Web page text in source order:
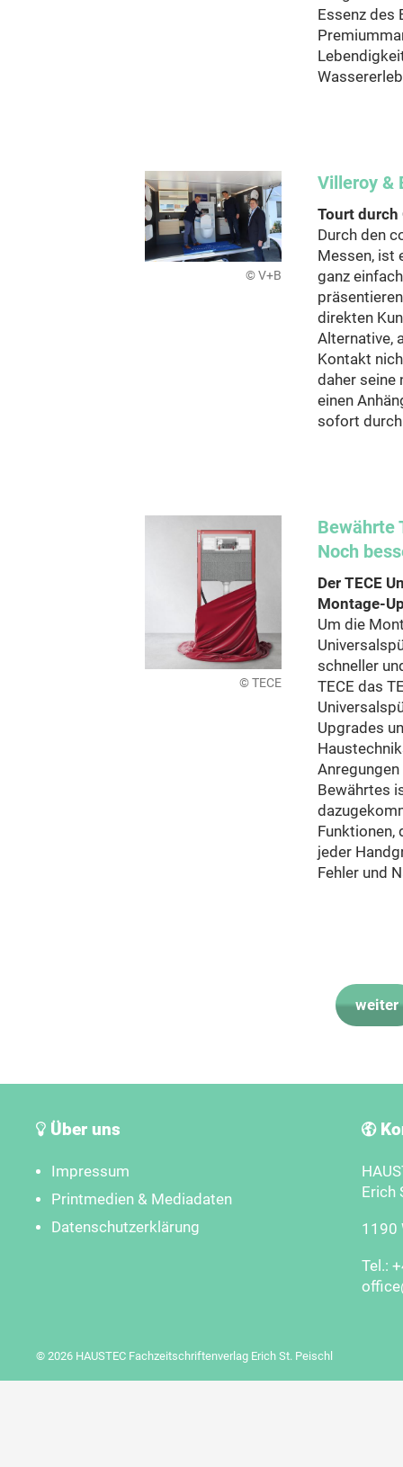
Essenz des
© V+B
Villeroy &
Tourt durch
Durch den
Messen, ist
ganz
direkten
Alternative,
Kontakt
daher seine
einen
sofort
© TECE
Bewährte
Noch
Der TECE
Montage-
Um die
schneller
TECE das
Upgrades
Bewährtes
Funktionen,
jeder
Fehler und
weiter
Über uns
Impressum
Printmedien & Mediadaten
Datenschutzerklärung
Erich
1190
Tel.:
© 2026 HAUSTEC Fachzeitschriftenverlag Erich St. Peischl